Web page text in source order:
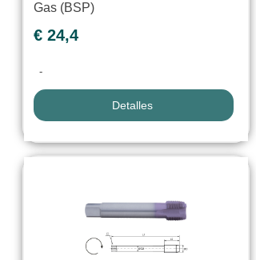
Gas (BSP)
€ 24,4
-
Detalles